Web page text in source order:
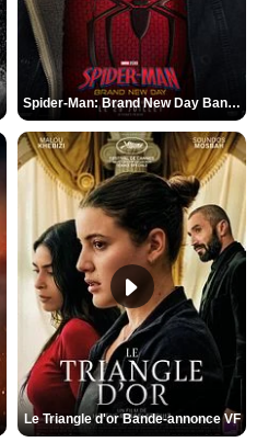
Spider-Man: Brand New Day Bande-annonce VO STFR
Le Triangle d'or Bande-annonce VF